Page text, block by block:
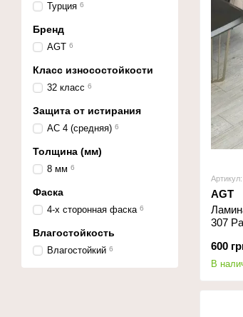
AGT
307
600
В
Турция 6
Бренд
AGT 6
Класс износостойкости
32 класс 6
Защита от истирания
АС 4 (средняя) 6
Толщина (мм)
8 мм 6
Фаска
4-х сторонная фаска 6
Влагостойкость
Влагостойкий 6